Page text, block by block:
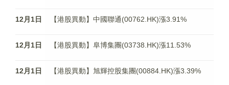
12月1日 【港股異動】中國聯通(00762.HK)漲3.91%
12月1日 【港股異動】阜博集團(03738.HK)漲11.53%
12月1日 【港股異動】旭輝控股集團(00884.HK)漲3.39%